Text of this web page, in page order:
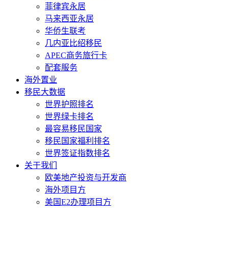
菲律宾永居
马来西亚永居
华侨生联考
几内亚比绍移民
APEC商务旅行卡
配套服务
海外置业
移民大数据
世界护照排名
世界绿卡排名
最容易移民国家
移民国家福利排名
世界签证指数排名
关于我们
欧美地产投资与开发商
海外项目方
美国E2办理项目方